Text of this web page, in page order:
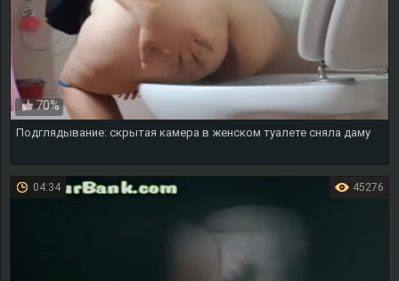
70%
Подглядывание: скрытая камера в женском туалете сняла даму
45276
04:34